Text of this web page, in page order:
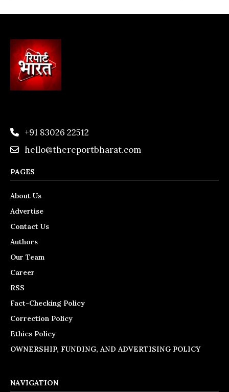
+91 83026 22512
hello@thereportbharat.com
PAGES
About Us
Advertise
Contact Us
Authors
Our Team
Career
RSS
Fact-Checking Policy
Correction Policy
Ethics Policy
OWNERSHIP, FUNDING, AND ADVERTISING POLICY
NAVIGATION